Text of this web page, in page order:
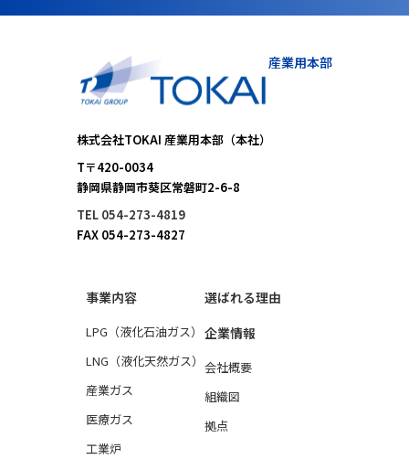
産業用本部
株式会社TOKAI 産業用本部（本社）
T〒420-0034
静岡県静岡市葵区常磐町2-6-8
TEL 054-273-4819
FAX 054-273-4827
事業内容
LPG（液化石油ガス）
LNG（液化天然ガス）
産業ガス
医療ガス
工業炉
選ばれる理由
企業情報
会社概要
組織図
拠点